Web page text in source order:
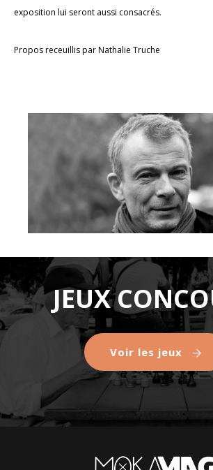
exposition lui seront aussi consacrés.
Propos receuillis par Nathalie Truche
JEUX
Voir les jeux